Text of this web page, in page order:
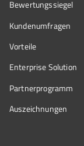
Bewertungssiegel
Kundenumfragen
Vorteile
Enterprise Solution
Partnerprogramm
Auszeichnungen